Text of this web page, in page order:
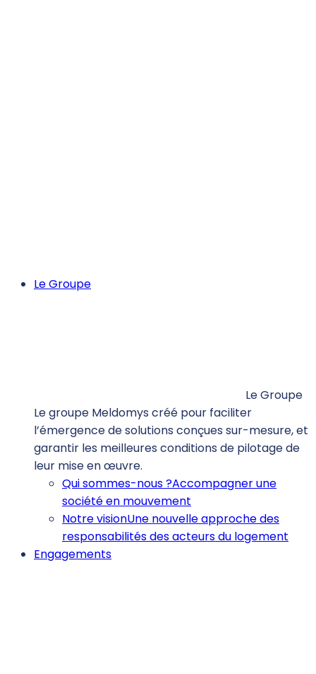
Le Groupe
Le Groupe
Le groupe Meldomys créé pour faciliter
l’émergence de solutions conçues sur-mesure, et
garantir les meilleures conditions de pilotage de
leur mise en œuvre.
Qui sommes-nous ?Accompagner une
société en mouvement
Notre visionUne nouvelle approche des
responsabilités des acteurs du logement
Engagements